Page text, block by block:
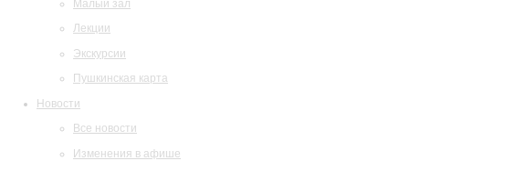
Малый зал
Лекции
Экскурсии
Пушкинская карта
Новости
Все новости
Изменения в афише